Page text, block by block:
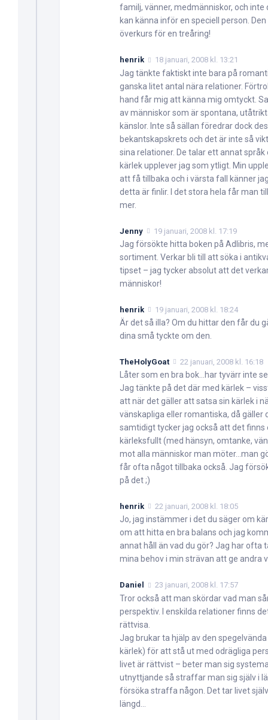
familj, vänner, medmänniskor, och
kan känna inför en speciell person.
överkurs för en treåring!
henrik 18 januari, 2008 kl. 13:21
Jag tänkte faktiskt inte bara på
ganska litet antal nära relationer.
hand får mig att känna mig omtyckt.
av människor som är spontana,
känslor. Inte så sällan föredrar dock
bekantskapskrets och det är inte så
sina relationer. De talar ett annat
kärlek upplever jag som ytligt. Min
att få tillbaka och i värsta fall känner
detta är finlir. I det stora hela får man
mer.
Jenny 19 januari, 2008 kl. 17:19
Jag försökte hitta boken på Adlibris,
sortiment. Verkar bli till att söka i
tipset – jag tycker absolut att det
människor!
henrik 19 januari, 2008 kl. 18:24
Är det så illa? Om du hittar den får du
dina små tyckte om den.
TheHolyGoat 22 januari, 2008 kl. 16:18
Låter som en bra bok…har tyvärr inte
Jag tänkte på det där med kärlek –
att när det gäller att satsa sin kärlek i
vänskapliga eller romantiska, då gäller
samtidigt tycker jag också att det finns
kärleksfullt (med hänsyn, omtanke,
mot alla människor man möter…man
får ofta något tillbaka också. Jag
på det ;)
henrik 22 januari, 2008 kl. 18:05
Jo, jag instämmer i det du säger om
om att hitta en bra balans och jag
annat håll än vad du gör? Jag har ofta
mina behov i min strävan att ge andra
Daniel 23 januari, 2008 kl. 17:57
Tror också att man skördar vad man
perspektiv. I enskilda relationer finns
rättvisa.
Jag brukar ta hjälp av den
kärlek) för att stå ut med odrägliga
livet är rättvist – beter man sig
utnyttjande så straffar man sig själv i
försöka straffa någon. Det tar livet
längd…